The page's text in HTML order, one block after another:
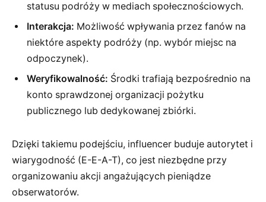
statusu podróży w mediach społecznościowych.
Interakcja: Możliwość wpływania przez fanów na
niektóre aspekty podróży (np. wybór miejsc na
odpoczynek).
Weryfikowalność: Środki trafiają bezpośrednio na
konto sprawdzonej organizacji pożytku
publicznego lub dedykowanej zbiórki.
Dzięki takiemu podejściu, influencer buduje autorytet i
wiarygodność (E-E-A-T), co jest niezbędne przy
organizowaniu akcji angażujących pieniądze
obserwatorów.